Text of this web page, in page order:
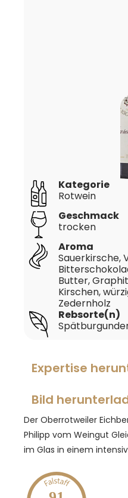
Aroma
Sauerkirsche,
Butter,
Kirschen,
Zedernholz
Geschmack
trocken
Kategorie
Rotwein
Rebsorte(n)
Expertise
Bild
Der Oberrotweiler
Philipp vom Weingut
im Glas in einem
dieser Spätburgunder
Sauerkirsche, Vanille,